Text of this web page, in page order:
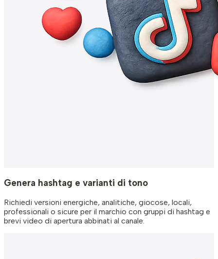
Genera hashtag e varianti di tono
Richiedi versioni energiche, analitiche, giocose, locali,
professionali o sicure per il marchio con gruppi di hashtag e
brevi video di apertura abbinati al canale.